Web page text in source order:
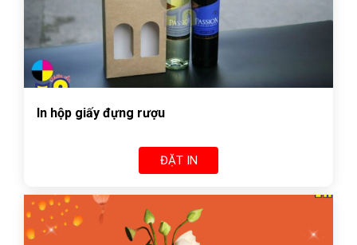
In hộp giấy đựng rượu
ĐẶT IN